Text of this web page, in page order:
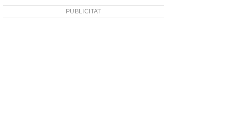
PUBLICITAT